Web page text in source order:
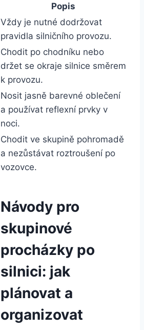
Popis
Vždy je nutné dodržovat
pravidla silničního provozu.
Chodit po chodníku nebo
držet se okraje silnice směrem
k provozu.
Nosit jasně barevné oblečení
a používat reflexní prvky v
noci.
Chodit ve skupině pohromadě
a nezůstávat roztroušení po
vozovce.
Návody pro
skupinové
procházky po
silnici: jak
plánovat a
organizovat